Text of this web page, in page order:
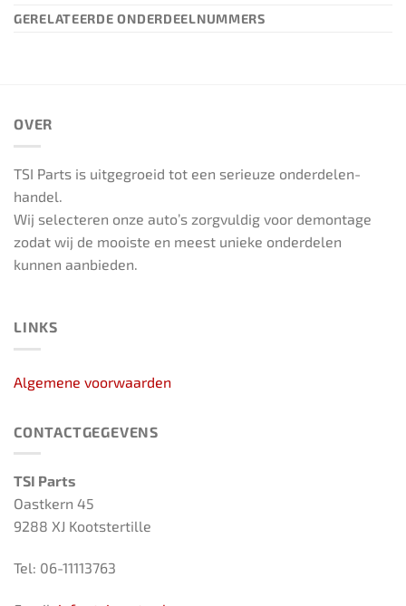
GERELATEERDE ONDERDEELNUMMERS
OVER
TSI Parts is uitgegroeid tot een serieuze onderdelen-
handel.
Wij selecteren onze auto’s zorgvuldig voor demontage
zodat wij de mooiste en meest unieke onderdelen
kunnen aanbieden.
LINKS
Algemene voorwaarden
CONTACTGEGEVENS
TSI Parts
Oastkern 45
9288 XJ Kootstertille
Tel: 06-11113763